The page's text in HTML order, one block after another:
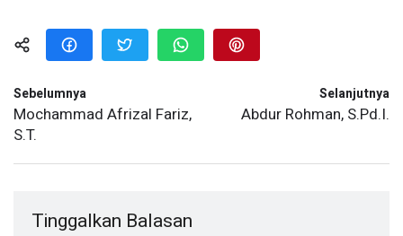
Sebelumnya
Mochammad Afrizal Fariz,
S.T.
Selanjutnya
Abdur Rohman, S.Pd.I.
Tinggalkan Balasan